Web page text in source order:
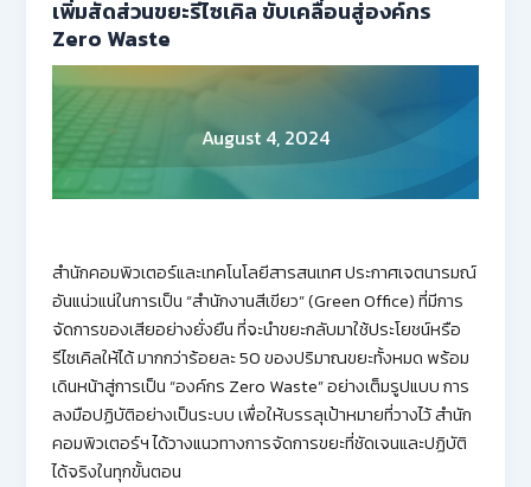
เพิ่มสัดส่วนขยะรีไซเคิล ขับเคลื่อนสู่องค์กร
Zero Waste
August 4, 2024
สำนักคอมพิวเตอร์และเทคโนโลยีสารสนเทศ ประกาศเจตนารมณ์
อันแน่วแน่ในการเป็น “สำนักงานสีเขียว” (Green Office) ที่มีการ
จัดการของเสียอย่างยั่งยืน ที่จะนำขยะกลับมาใช้ประโยชน์หรือ
รีไซเคิลให้ได้ มากกว่าร้อยละ 50 ของปริมาณขยะทั้งหมด พร้อม
เดินหน้าสู่การเป็น “องค์กร Zero Waste” อย่างเต็มรูปแบบ การ
ลงมือปฏิบัติอย่างเป็นระบบ เพื่อให้บรรลุเป้าหมายที่วางไว้ สำนัก
คอมพิวเตอร์ฯ ได้วางแนวทางการจัดการขยะที่ชัดเจนและปฏิบัติ
ได้จริงในทุกขั้นตอน